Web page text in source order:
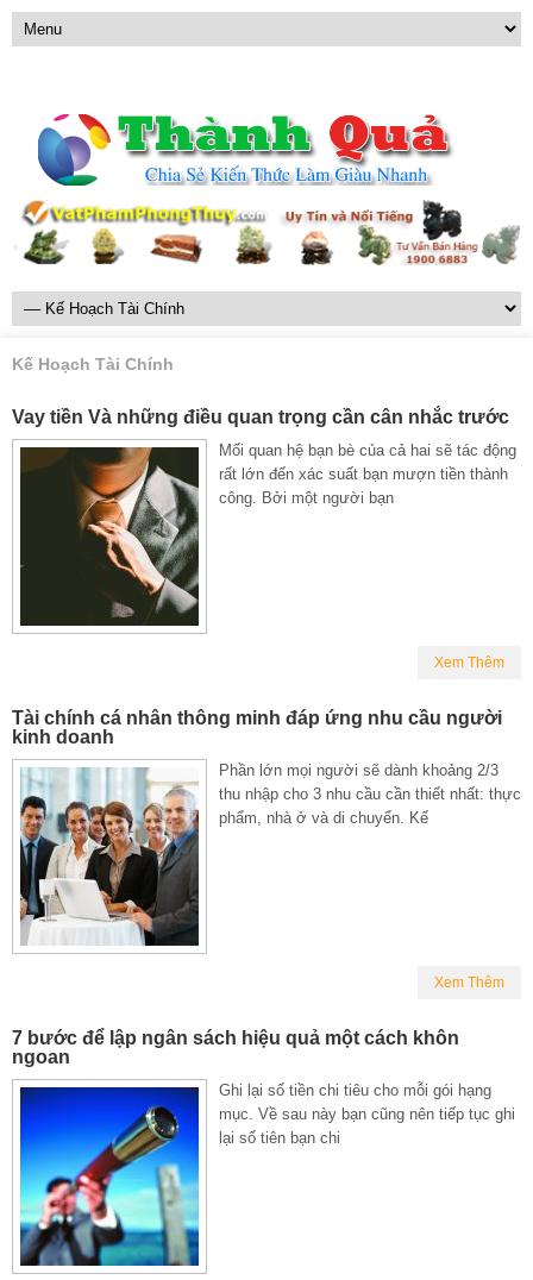
Kế Hoạch Tài Chính
Vay tiền Và những điều quan trọng cần cân nhắc trước
Mối quan hệ bạn bè của cả hai sẽ tác động
rất lớn đến xác suất bạn mượn tiền thành
công. Bởi một người bạn
Xem Thêm
Tài chính cá nhân thông minh đáp ứng nhu cầu người
kinh doanh
Phần lớn mọi người sẽ dành khoảng 2/3
thu nhập cho 3 nhu cầu cần thiết nhất: thực
phẩm, nhà ở và di chuyển. Kế
Xem Thêm
7 bước để lập ngân sách hiệu quả một cách khôn
ngoan
Ghi lại số tiền chi tiêu cho mỗi gói hạng
mục. Về sau này bạn cũng nên tiếp tục ghi
lại số tiên bạn chi